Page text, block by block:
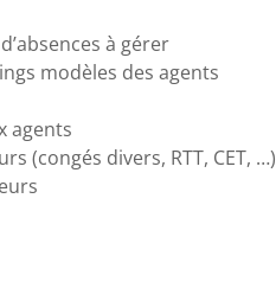
à gérer
modèles des agents
agents
(congés divers, RTT, CET, …)